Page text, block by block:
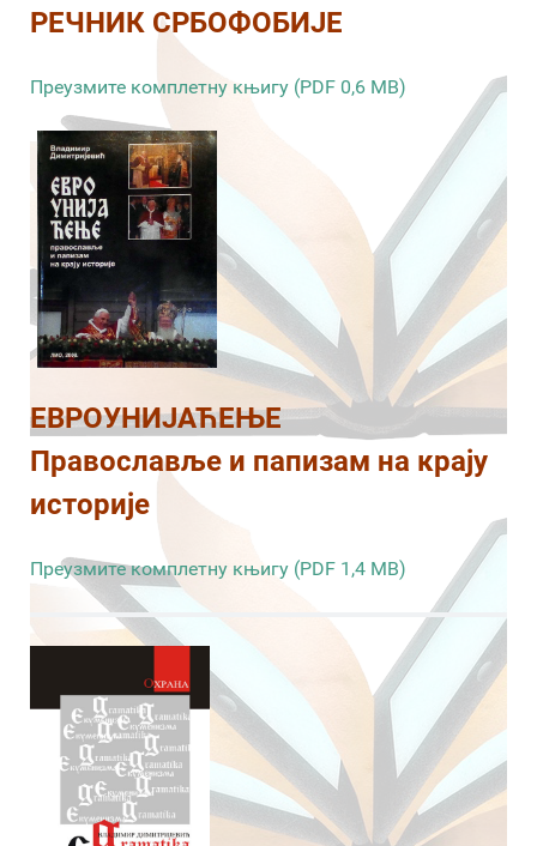
РЕЧНИК СРБОФОБИЈЕ
Преузмите комплетну књигу (PDF 0,6 MB)
ЕВРОУНИЈАЋЕЊЕ
Православље и папизам на крају
историје
Преузмите комплетну књигу (PDF 1,4 MB)